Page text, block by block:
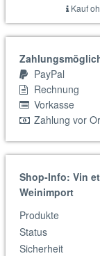
Kauf
PayPal
Rechnung
Vorkasse
Zahlung vor
Shop-Info: Vin
Weinimport
Produkte
Status
Sicherheit